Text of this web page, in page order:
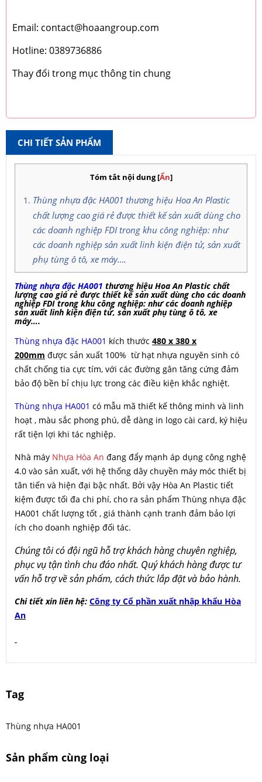
Email: contact@hoaangroup.com
Hotline: 0389736886
Thay đổi trong mục thông tin chung
CHI TIẾT SẢN PHẨM
Tóm tắt nội dung[Ẩn]
Thùng nhựa đặc HA001 thương hiệu Hoa An Plastic
chất lượng cao giá rẻ được thiết kế sản xuất dùng cho
các doanh nghiệp FDI trong khu công nghiệp: như
các doanh nghiệp sản xuất linh kiện điện tử, sản xuất
phụ tùng ô tô, xe máy….
Thùng nhựa đặc HA001 thương hiệu Hoa An Plastic chất
lượng cao giá rẻ được thiết kế sản xuất dùng cho các doanh
nghiệp FDI trong khu công nghiệp: như các doanh nghiệp
sản xuất linh kiện điện tử, sản xuất phụ tùng ô tô, xe
máy….
Thùng nhựa đặc HA001 kích thước 480 x 380 x
200mm được sản xuất 100% từ hạt nhựa nguyên sinh có
chất chống tia cực tím, với các đường gân tăng cứng đảm
bảo độ bền bỉ chịu lực trong các điều kiện khắc nghiệt.
Thùng nhựa HA001 có mẫu mã thiết kế thông minh và linh
hoạt , màu sắc phong phú, dễ dàng in logo cài card, ký hiệu
rất tiện lợi khi tác nghiệp.
Nhà máy Nhựa Hòa An đang đẩy mạnh áp dụng công nghệ
4.0 vào sản xuất, với hệ thống dây chuyền máy móc thiết bị
tân tiến và hiện đại bậc nhất. Bởi vậy Hòa An Plastic tiết
kiệm được tối đa chi phí, cho ra sản phẩm Thùng nhựa đặc
HA001 chất lượng tốt , giá thành cạnh tranh đảm bảo lợi
ích cho doanh nghiệp đối tác.
Chúng tôi có đội ngũ hỗ trợ khách hàng chuyên nghiệp,
phục vụ tận tình chu đáo nhất. Quý khách hàng được tư
vấn hỗ trợ về sản phẩm, cách thức lắp đặt và bảo hành.
Chi tiết xin liên hệ: Công ty Cổ phần xuất nhập khẩu Hòa
An
Tag
Thùng nhựa HA001
Sản phẩm cùng loại